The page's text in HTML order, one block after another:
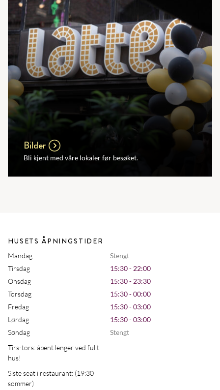
Bilder
Bli kjent med våre lokaler før besøket.
HUSETS ÅPNINGSTIDER
Mandag
Stengt
Tirsdag
15:30 - 22:00
Onsdag
15:30 - 23:30
Torsdag
15:30 - 00:00
Fredag
15:30 - 03:00
Lørdag
15:30 - 03:00
Søndag
Stengt
Tirs-tors: åpent lenger ved fullt
hus!
Siste seat i restaurant: (19:30
sommer)